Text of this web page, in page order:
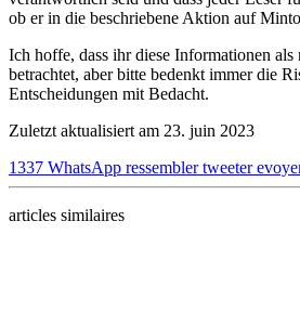
ob er in die beschriebene Aktion auf
Ich hoffe, dass ihr diese Informationen
betrachtet, aber bitte bedenkt immer die
Entscheidungen mit Bedacht.
Zuletzt aktualisiert am 23. juin 2023
1337 WhatsApp ressembler tweeter
articles similaires